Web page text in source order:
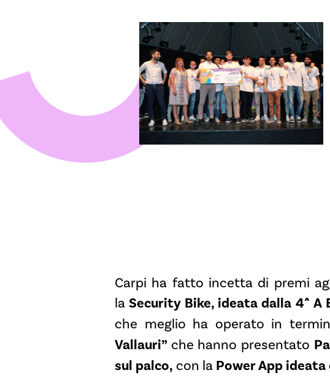
Carpi ha fatto incetta di premi
laSecurity Bike, ideata dalla 4^ A
che meglio ha operato in
Vallauri” che hanno presentato
sul palco, con la Power App ideata